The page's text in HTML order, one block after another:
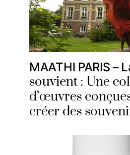
MAATHI PARIS –
souvient : Une
d’œuvres
créer des